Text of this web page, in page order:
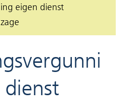
eigen dienst